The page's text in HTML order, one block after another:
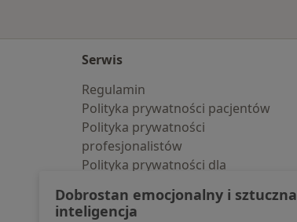
Serwis
Regulamin
Polityka prywatności pacjentów
Polityka prywatności
profesjonalistów
Polityka prywatności dla
pozyskaliśmy samodzielnie
Dobrostan emocjonalny i sztuczna
inteligencja